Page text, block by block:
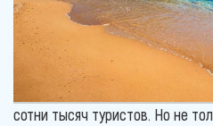
сотни тысяч туристов. Но не